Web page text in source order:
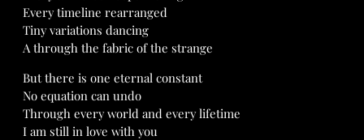
Every timeline rearranged
Tiny variations dancing
A through the fabric of the strange
But there is one eternal constant
No equation can undo
Through every world and every lifetime
I am still in love with you